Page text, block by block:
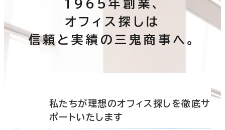
1965年創業、
オフィス探しは
信頼と実績の三鬼商事へ。
私たちが理想のオフィス探しを徹底サ
ポートいたします